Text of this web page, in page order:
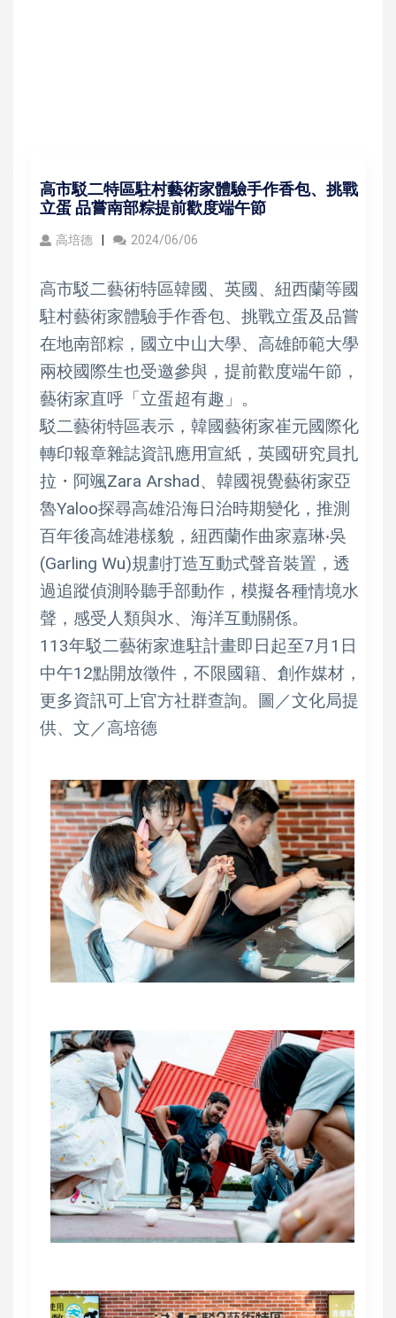
高市駁二特區駐村藝術家體驗手作香包、挑戰
立蛋 品嘗南部粽提前歡度端午節
高培德 2024/06/06
高市駁二藝術特區韓國、英國、紐西蘭等國
駐村藝術家體驗手作香包、挑戰立蛋及品嘗
在地南部粽，國立中山大學、高雄師範大學
兩校國際生也受邀參與，提前歡度端午節，
藝術家直呼「立蛋超有趣」。
駁二藝術特區表示，韓國藝術家崔元國際化
轉印報章雜誌資訊應用宣紙，英國研究員扎
拉・阿颯Zara Arshad、韓國視覺藝術家亞
魯Yaloo探尋高雄沿海日治時期變化，推測
百年後高雄港樣貌，紐西蘭作曲家嘉琳‧吳
(Garling Wu)規劃打造互動式聲音裝置，透
過追蹤偵測聆聽手部動作，模擬各種情境水
聲，感受人類與水、海洋互動關係。
113年駁二藝術家進駐計畫即日起至7月1日
中午12點開放徵件，不限國籍、創作媒材，
更多資訊可上官方社群查詢。圖／文化局提
供、文／高培德